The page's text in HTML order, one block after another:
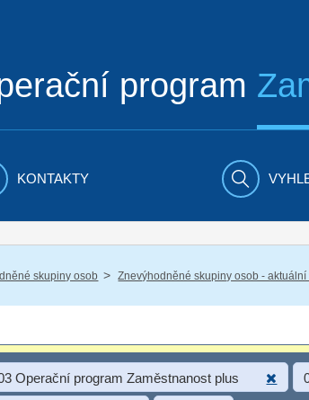
program
KONTAKTY
skupiny osob / Znevýhodněné skupiny osob - aktuální
Operační program Zaměstnanost plus